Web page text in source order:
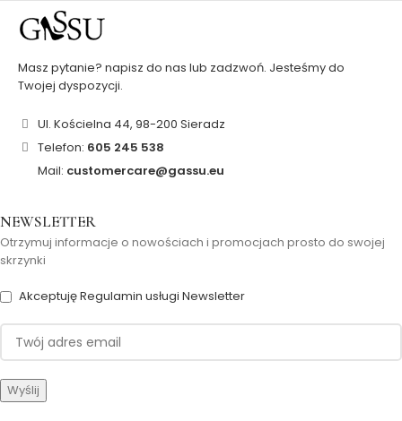
Masz pytanie? napisz do nas lub zadzwoń. Jesteśmy do
Twojej dyspozycji.
Ul. Kościelna 44, 98-200 Sieradz
Telefon: 605 245 538
Mail: customercare@gassu.eu
NEWSLETTER
Otrzymuj informacje o nowościach i promocjach prosto do swojej
skrzynki
Akceptuję Regulamin usługi Newsletter